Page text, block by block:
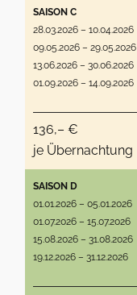
SAISON C
28.03.2026 – 10.04.2026
09.05.2026 – 29.05.2026
13.06.2026 – 30.06.2026
01.09.2026 – 14.09.2026
136,– €
je Übernachtung
SAISON D
01.01.2026 – 05.01.2026
01.07.2026 – 15.07.2026
15.08.2026 – 31.08.2026
19.12.2026 – 31.12.2026